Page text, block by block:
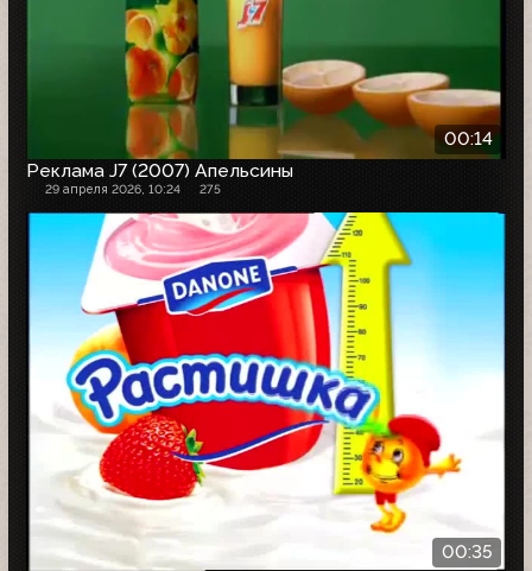
00:14
Реклама J7 (2007) Апельсины
29 апреля 2026, 10:24 275
00:35